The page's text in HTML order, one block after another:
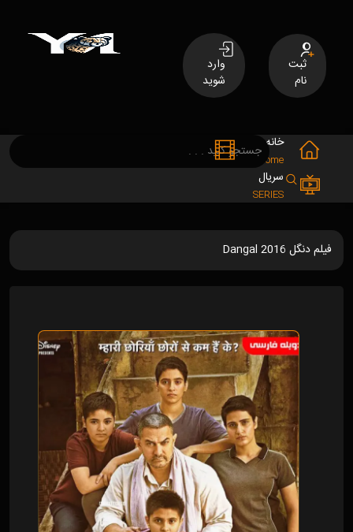
ثبت
نام
وارد
شوید
خانه
Home
سریال
SERIES
فیلم دنگل Dangal 2016